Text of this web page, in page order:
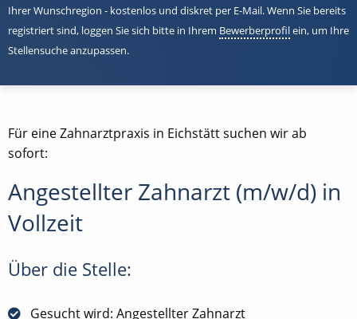
Ihrer Wunschregion - kostenlos und diskret per E-Mail. Wenn Sie bereits
registriert sind, loggen Sie sich bitte in Ihrem Bewerberprofilein, um Ihre
Stellensuche anzupassen.
Für eine Zahnarztpraxis in Eichstätt suchen wir ab
sofort:
Angestellter Zahnarzt (m/w/d) in
Vollzeit
Über die Stelle:
Gesucht wird: Angestellter Zahnarzt